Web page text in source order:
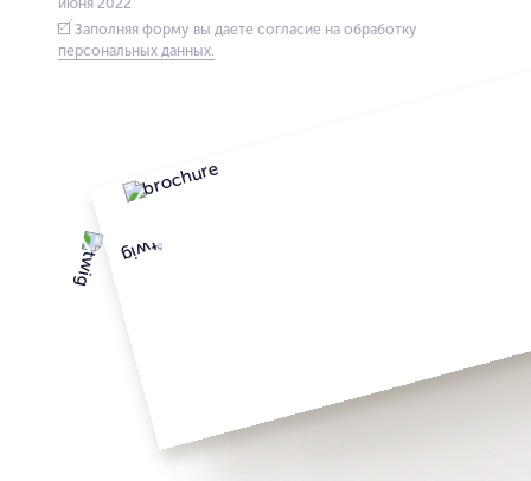
июня 2022
Заполняя форму вы даете согласие на обработку
персональных данных.